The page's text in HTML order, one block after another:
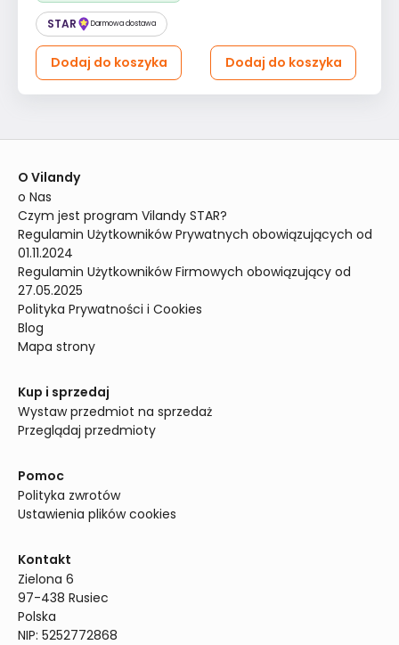
STAR Darmowa dostawa
Dodaj do koszyka Dodaj do koszyka
O Vilandy
o Nas
Czym jest program Vilandy STAR?
Regulamin Użytkowników Prywatnych obowiązujących od
01.11.2024
Regulamin Użytkowników Firmowych obowiązujący od
27.05.2025
Polityka Prywatności i Cookies
Blog
Mapa strony
Kup i sprzedaj
Wystaw przedmiot na sprzedaż
Przeglądaj przedmioty
Pomoc
Polityka zwrotów
Ustawienia plików cookies
Kontakt
Zielona 6
97-438 Rusiec
Polska
NIP: 5252772868